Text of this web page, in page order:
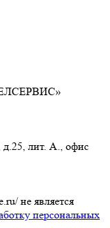
д.25, лит. А., офис
не является
персональных